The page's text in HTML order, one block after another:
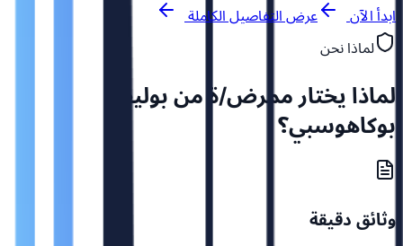
ابدأ الآن
عرض التفاصيل الكاملة
لماذا نحن
لماذا يختار ممرض/ة من بوليفيا
بوكاهوسبي؟
وثائق دقيقة